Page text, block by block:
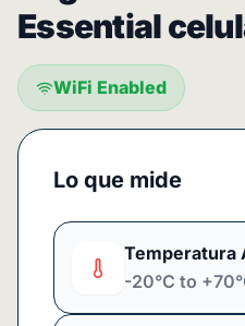
Essential
WiFi Enabled
Lo que mide
Temperatura
-20°C to